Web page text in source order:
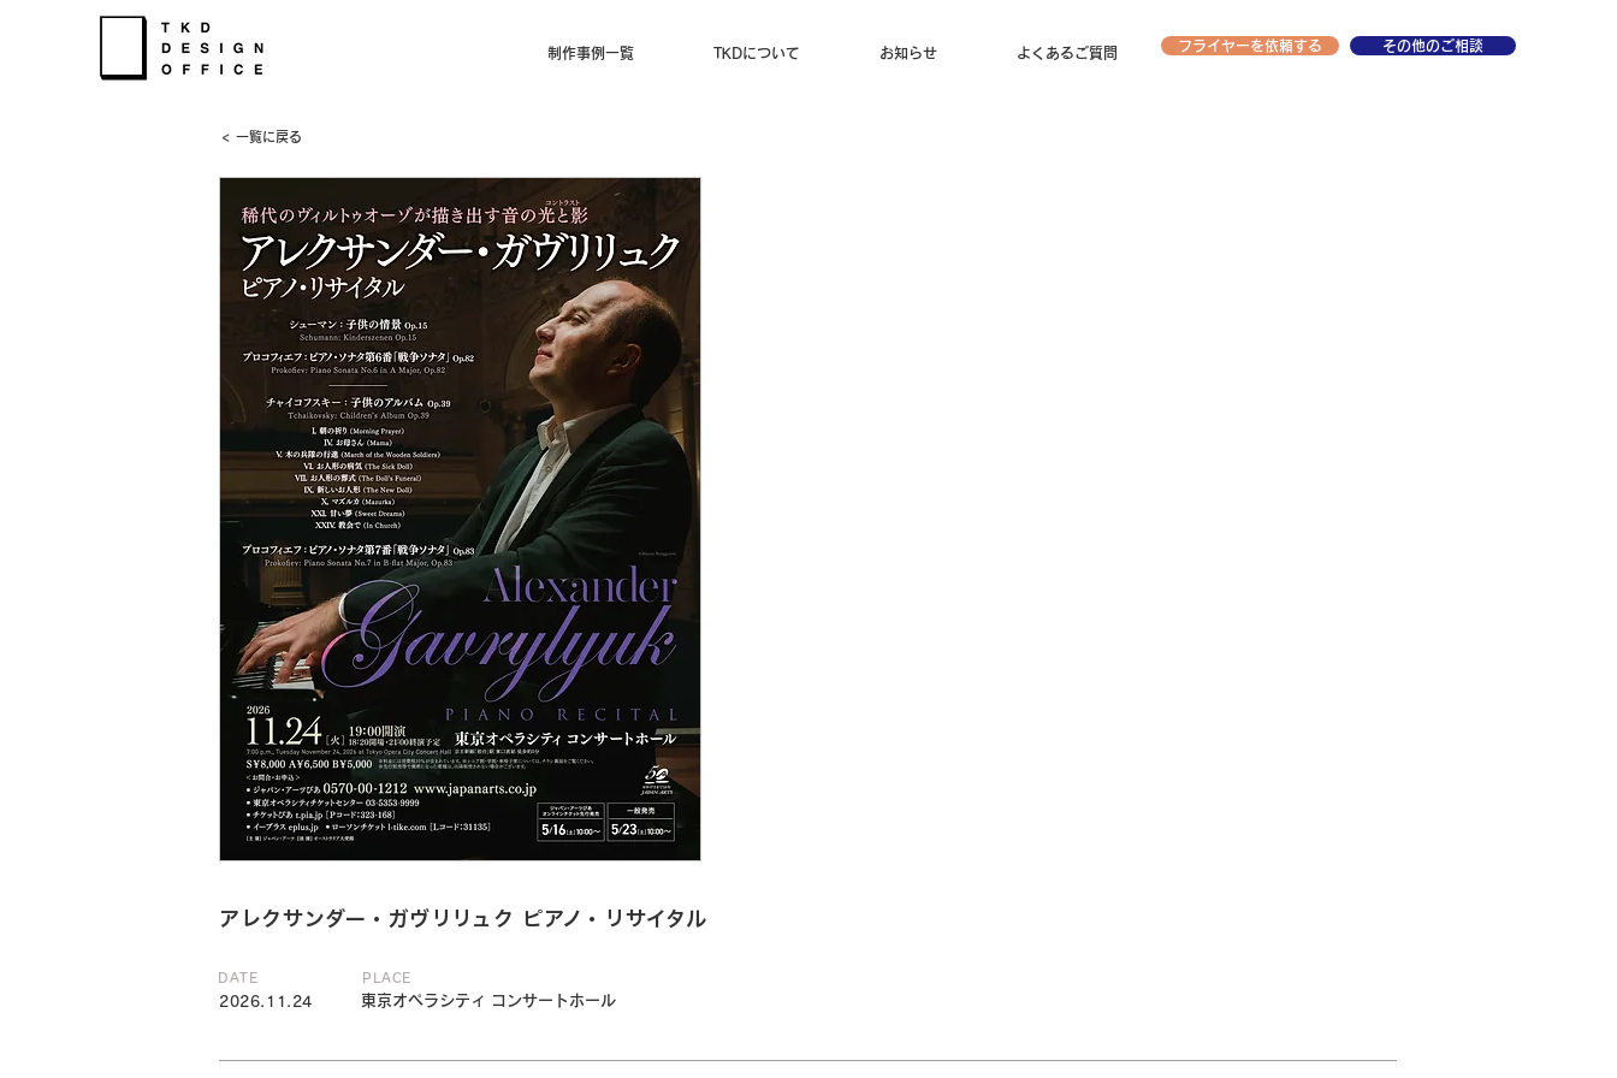
制作事例一覧 TKDについて お知らせ よくあるご質問 フライヤーを依頼する その他のご相談
< 一覧に戻る
アレクサンダー・ガヴリリュク ピアノ・リサイタル
2026.11.24 東京オペラシティ コンサートホール
PLACE
DATE